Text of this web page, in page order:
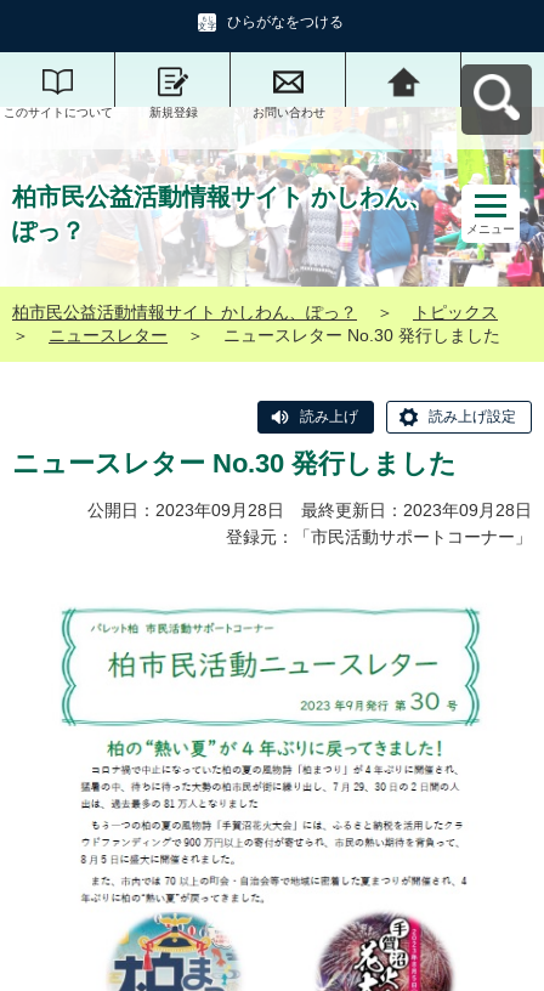
ひらがなをつける
このサイトについて 新規登録 お問い合わせ
柏市民公益活動情報
サイト かしわん、ぽ
っ？へ戻る
柏市民公益活動情報サイト かしわん、
ぽっ？
メニュー
柏市民公益活動情報サイト かしわん、ぽっ？ ＞
トピックス
＞
ニュースレター ＞ ニュースレター No.30 発行しました
読み上げ 読み上げ設定
ニュースレター No.30 発行しました
公開日：2023年09月28日 最終更新日：2023年09月28日
登録元：「市民活動サポートコーナー」